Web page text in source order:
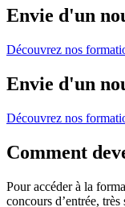
Envie d'un
Découvrez nos
Envie d'un
Découvrez nos
Comment
Pour accéder à la
concours d’entrée,